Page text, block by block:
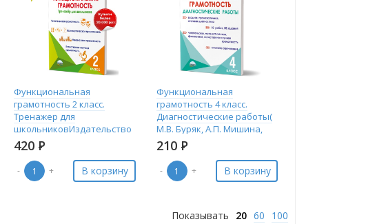
Функциональная
грамотность 2 класс.
Тренажер для
школьниковИздательство
Планета /
420 Р
- + В корзину
Функциональная
грамотность 4 класс.
Диагностические работы(
М.В. Буряк, А.П. Мишина,
С.А. Шейкина)
210 Р
- + В корзину
Показывать 20 60 100